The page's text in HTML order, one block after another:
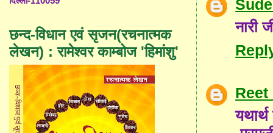
नारी
छन्द-विधान एवं सृजन(रचनात्मक
लेखन) : रामेश्वर काम्बोज 'हिमांशु'